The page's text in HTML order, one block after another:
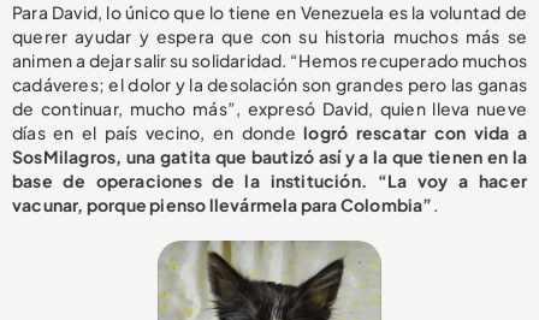
Para David, lo único que lo tiene en Venezuela es la voluntad de
querer ayudar y espera que con su historia muchos más se
animen a dejar salir su solidaridad. “Hemos recuperado muchos
cadáveres; el dolor y la desolación son grandes pero las ganas
de continuar, mucho más”, expresó David, quien lleva nueve
días en el país vecino, en dondelogró rescatar con vida a
SosMilagros, una gatita que bautizó así y a la que tienen en la
base de operaciones de la institución. “La voy a hacer
vacunar, porque pienso llevármela para Colombia”.